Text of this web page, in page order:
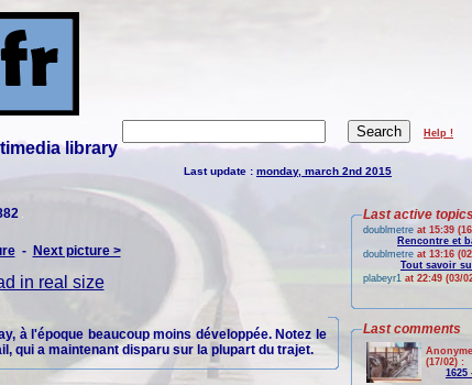
library
Help !
Last update : monday, march 2nd 2015
- Next picture >
à l'époque beaucoup moins développée. Notez le
qui a maintenant disparu sur la plupart du trajet.
Last active topics
doublmetre at 15:39
Rencontre et
doublmetre at 13:16
Tout savoir
plabeyr1 at 22:49 (03/
Last comments
(17/02) :
1625